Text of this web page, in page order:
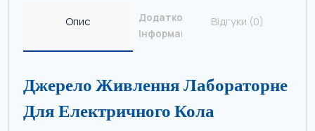
Опис
Додаткова
інформація
Відгуки (0)
Джерело Живлення Лабораторне
Для Електричного Кола